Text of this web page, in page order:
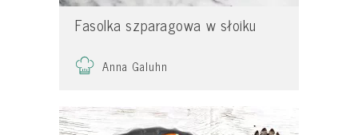
Fasolka szparagowa w słoiku
Anna Galuhn